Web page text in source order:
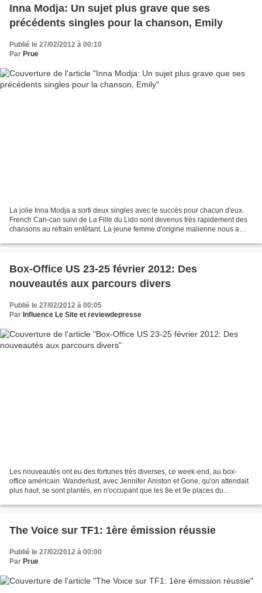
Inna Modja: Un sujet plus grave que ses
précédents singles pour la chanson, Emily
Publié le 27/02/2012 à 00:10
Par Prue
La jolie Inna Modja a sorti deux singles avec le succès pour chacun d'eux.
French Can-can suivi de La Fille du Lido sont devenus très rapidement des
chansons au refrain entêtant. La jeune femme d'origine malienne nous a
Box-Office US 23-25 février 2012: Des
nouveautés aux parcours divers
Publié le 27/02/2012 à 00:05
Par Influence Le Site et reviewdepresse
Les nouveautés ont eu des fortunes très diverses, ce week-end, au box-
office américain. Wanderlust, avec Jennifer Aniston et Gone, qu'on attendait
plus haut, se sont plantés, en n'occupant que les 8e et 9e places du
The Voice sur TF1: 1ère émission réussie
Publié le 27/02/2012 à 00:00
Par Prue